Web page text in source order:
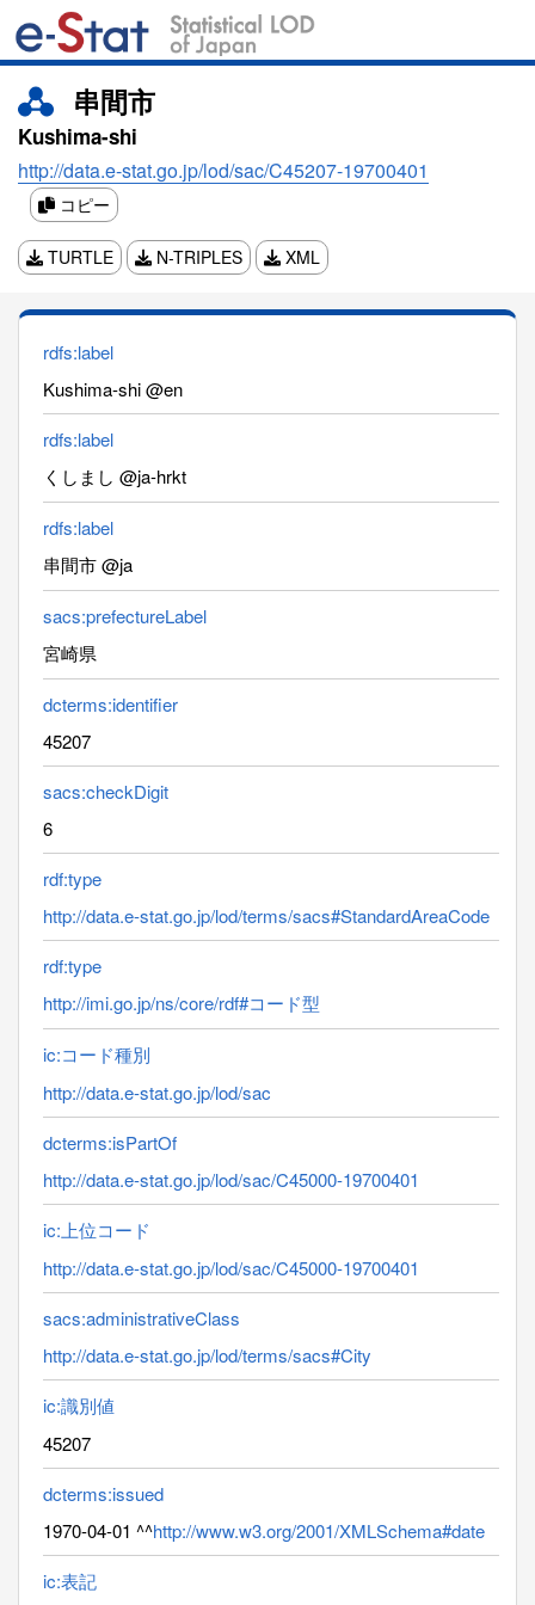
串間市
Kushima-shi
http://data.e-stat.go.jp/lod/sac/C45207-19700401
コピー
TURTLE N-TRIPLES XML
rdfs:label
Kushima-shi @en
rdfs:label
くしまし @ja-hrkt
rdfs:label
串間市 @ja
sacs:prefectureLabel
宮崎県
dcterms:identifier
45207
sacs:checkDigit
6
rdf:type
http://data.e-stat.go.jp/lod/terms/sacs#StandardAreaCode
rdf:type
http://imi.go.jp/ns/core/rdf#コード型
ic:コード種別
http://data.e-stat.go.jp/lod/sac
dcterms:isPartOf
http://data.e-stat.go.jp/lod/sac/C45000-19700401
ic:上位コード
http://data.e-stat.go.jp/lod/sac/C45000-19700401
sacs:administrativeClass
http://data.e-stat.go.jp/lod/terms/sacs#City
ic:識別値
45207
dcterms:issued
1970-04-01 ^^http://www.w3.org/2001/XMLSchema#date
ic:表記